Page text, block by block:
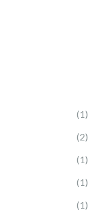
(1)
(2)
(1)
(1)
(1)